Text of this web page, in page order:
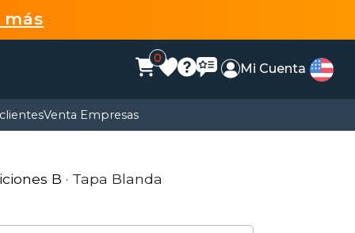
más
0
Mi Cuenta
Venta Empresas
B · Tapa Blanda